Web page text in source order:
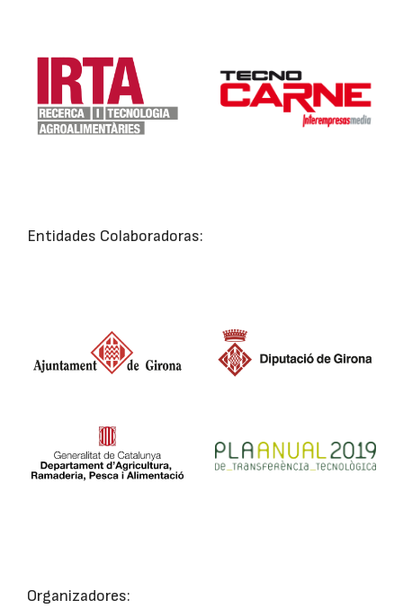
Entidades Colaboradoras:
Organizadores: